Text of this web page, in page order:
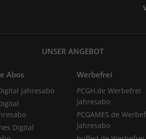
UNSER ANGEBOT
Abos
Jahresabo
Digital
Werbefrei
PCGH.de Werbefrei
Jahresabo
PCGAMES.de
Jahresabo